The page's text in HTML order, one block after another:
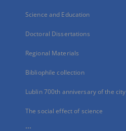
Science and Education
Doctoral Dissertations
Regional Materials
Bibliophile collection
Lublin 700th anniversary of the city
The social effect of science
...